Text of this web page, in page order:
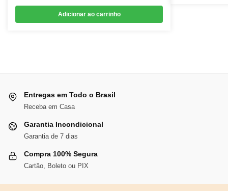
preço
original
preço
atual
Adicionar ao carrinho
Entregas em Todo o Brasil
Receba em Casa
Garantia Incondicional
Garantia de 7 dias
Compra 100% Segura
Cartão, Boleto ou PIX